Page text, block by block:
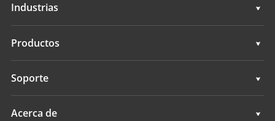
Industrias
Geoespacial
Navegación
Productos
Geoespacial
Soporte
Soporte
Acerca de